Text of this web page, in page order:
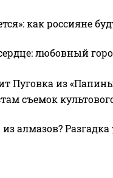
как россияне
любовный
Пуговка из
съемок
алмазов? Разгадка